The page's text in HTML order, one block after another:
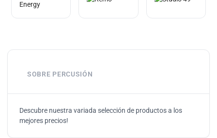
SOBRE PERCUSIÓN
Descubre nuestra variada selección de productos a los
mejores precios!